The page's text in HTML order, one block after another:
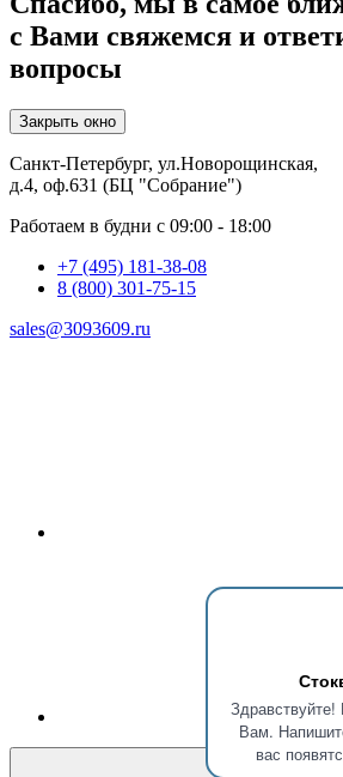
Здравствуйте!
Вам.
вас
с Вами свяжемся и
вопросы
Закрыть окно
Санкт-Петербург, ул.Новорощинская,
д.4, оф.631 (БЦ "Собрание")
Работаем в будни с 09:00 - 18:00
+7 (495) 181-38-08
8 (800) 301-75-15
sales@3093609.ru